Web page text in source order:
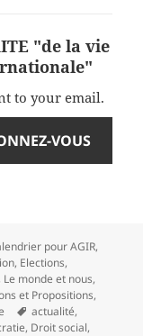
"de la vie
to your email.
VOUS
pour AGIR,
, Elections,
Le monde et nous,
et Propositions,
Mots-
clés
actualité,
, Droit social,